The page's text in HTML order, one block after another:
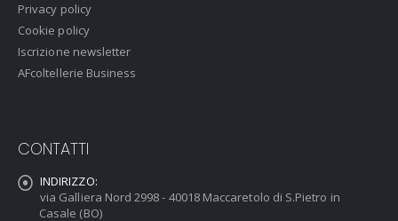
Privacy policy
Cookie policy
Iscrizione newsletter
AFcoltellerie Business
CONTATTI
INDIRIZZO:
via Galliera Nord 2998 - 40018 Maccaretolo di S.Pietro in
Casale (BO)